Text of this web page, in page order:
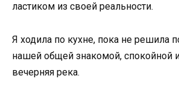
ластиком из своей реальности.
Я ходила по кухне, пока не решила
нашей общей знакомой, спокойной
вечерняя река.